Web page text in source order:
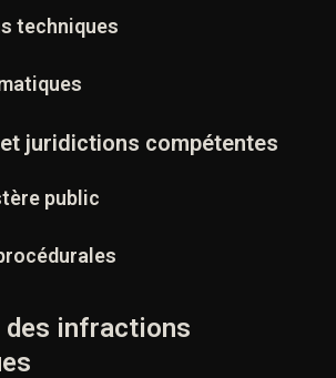
techniques
juridictions compétentes
public